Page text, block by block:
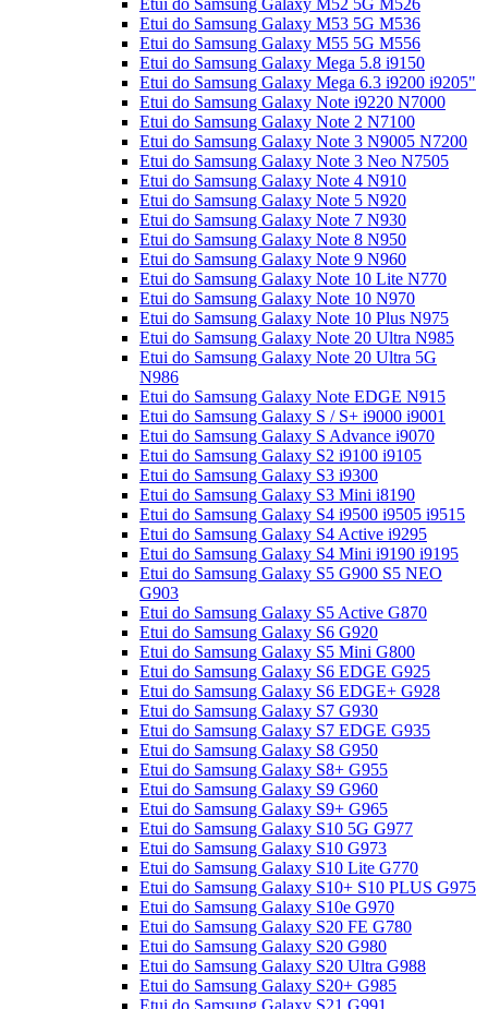
Etui do Samsung Galaxy M52 5G M526
Etui do Samsung Galaxy M53 5G M536
Etui do Samsung Galaxy M55 5G M556
Etui do Samsung Galaxy Mega 5.8 i9150
Etui do Samsung Galaxy Mega 6.3 i9200 i9205"
Etui do Samsung Galaxy Note i9220 N7000
Etui do Samsung Galaxy Note 2 N7100
Etui do Samsung Galaxy Note 3 N9005 N7200
Etui do Samsung Galaxy Note 3 Neo N7505
Etui do Samsung Galaxy Note 4 N910
Etui do Samsung Galaxy Note 5 N920
Etui do Samsung Galaxy Note 7 N930
Etui do Samsung Galaxy Note 8 N950
Etui do Samsung Galaxy Note 9 N960
Etui do Samsung Galaxy Note 10 Lite N770
Etui do Samsung Galaxy Note 10 N970
Etui do Samsung Galaxy Note 10 Plus N975
Etui do Samsung Galaxy Note 20 Ultra N985
Etui do Samsung Galaxy Note 20 Ultra 5G
N986
Etui do Samsung Galaxy Note EDGE N915
Etui do Samsung Galaxy S / S+ i9000 i9001
Etui do Samsung Galaxy S Advance i9070
Etui do Samsung Galaxy S2 i9100 i9105
Etui do Samsung Galaxy S3 i9300
Etui do Samsung Galaxy S3 Mini i8190
Etui do Samsung Galaxy S4 i9500 i9505 i9515
Etui do Samsung Galaxy S4 Active i9295
Etui do Samsung Galaxy S4 Mini i9190 i9195
Etui do Samsung Galaxy S5 G900 S5 NEO
G903
Etui do Samsung Galaxy S5 Active G870
Etui do Samsung Galaxy S6 G920
Etui do Samsung Galaxy S5 Mini G800
Etui do Samsung Galaxy S6 EDGE G925
Etui do Samsung Galaxy S6 EDGE+ G928
Etui do Samsung Galaxy S7 G930
Etui do Samsung Galaxy S7 EDGE G935
Etui do Samsung Galaxy S8 G950
Etui do Samsung Galaxy S8+ G955
Etui do Samsung Galaxy S9 G960
Etui do Samsung Galaxy S9+ G965
Etui do Samsung Galaxy S10 5G G977
Etui do Samsung Galaxy S10 G973
Etui do Samsung Galaxy S10 Lite G770
Etui do Samsung Galaxy S10+ S10 PLUS G975
Etui do Samsung Galaxy S10e G970
Etui do Samsung Galaxy S20 FE G780
Etui do Samsung Galaxy S20 G980
Etui do Samsung Galaxy S20 Ultra G988
Etui do Samsung Galaxy S20+ G985
Etui do Samsung Galaxy S21 G991